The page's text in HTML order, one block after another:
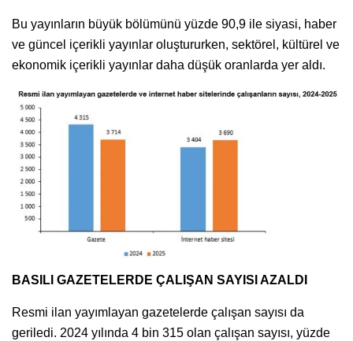
Bu yayınların büyük bölümünü yüzde 90,9 ile siyasi, haber
ve güncel içerikli yayınlar oluştururken, sektörel, kültürel ve
ekonomik içerikli yayınlar daha düşük oranlarda yer aldı.
BASILI GAZETELERDE ÇALIŞAN SAYISI AZALDI
Resmi ilan yayımlayan gazetelerde çalışan sayısı da
geriledi. 2024 yılında 4 bin 315 olan çalışan sayısı, yüzde